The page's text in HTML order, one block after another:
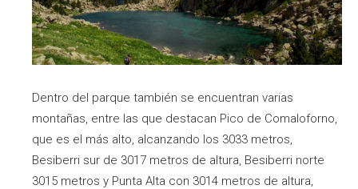
Dentro del parque también se encuentran varias
montañas, entre las que destacan Pico de Comaloforno,
que es el más alto, alcanzando los 3033 metros,
Besiberri sur de 3017 metros de altura, Besiberri norte
3015 metros y Punta Alta con 3014 metros de altura,